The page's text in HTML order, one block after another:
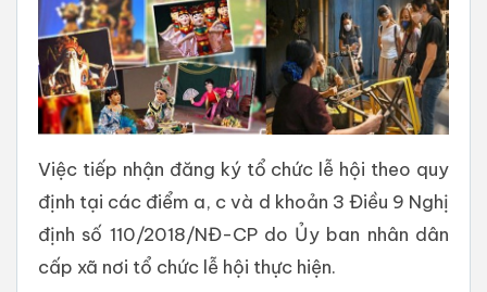
Việc tiếp nhận đăng ký tổ chức lễ hội theo quy
định tại các điểm a, c và d khoản 3 Điều 9 Nghị
định số 110/2018/NĐ-CP do Ủy ban nhân dân
cấp xã nơi tổ chức lễ hội thực hiện.